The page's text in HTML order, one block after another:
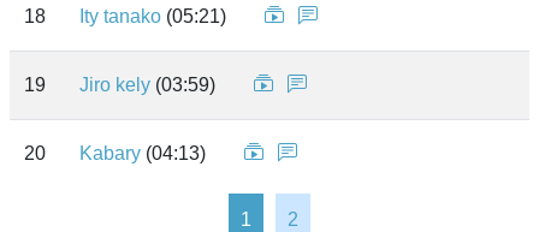
18 Ity tanako (05:21)
19 Jiro kely (03:59)
20 Kabary (04:13)
1 2